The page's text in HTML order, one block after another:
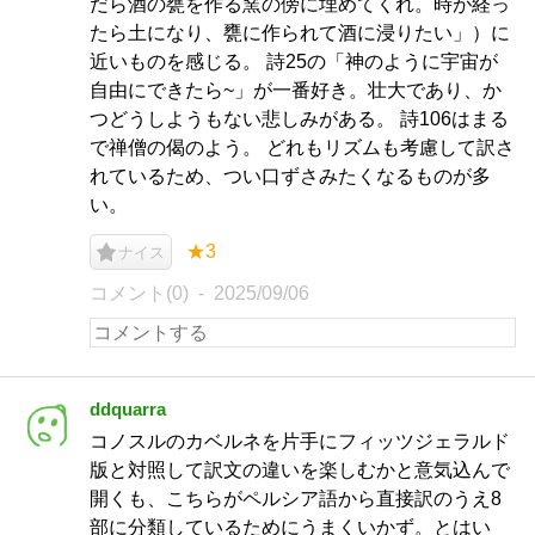
だら酒の甕を作る窯の傍に埋めてくれ。時が経っ
たら土になり、甕に作られて酒に浸りたい」）に
近いものを感じる。 詩25の「神のように宇宙が
自由にできたら~」が一番好き。壮大であり、か
つどうしようもない悲しみがある。 詩106はまる
で禅僧の偈のよう。 どれもリズムも考慮して訳さ
れているため、つい口ずさみたくなるものが多
い。
ナイス ★3
コメント(0) 2025/09/06
ddquarra
コノスルのカベルネを片手にフィッツジェラルド
版と対照して訳文の違いを楽しむかと意気込んで
開くも、こちらがペルシア語から直接訳のうえ8
部に分類しているためにうまくいかず。とはい